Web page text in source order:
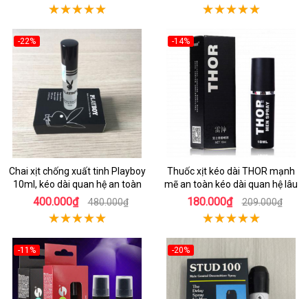
-22%
Chai xịt chống xuất tinh Playboy
10ml, kéo dài quan hệ an toàn
400.000₫ 480.000₫
-14%
Thuốc xịt kéo dài THOR mạnh
mẽ an toàn kéo dài quan hệ lâu
180.000₫ 209.000₫
-11% -20%